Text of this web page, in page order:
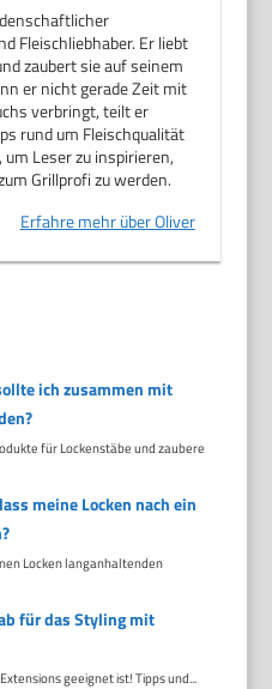
Fleischliebhaber. Er liebt
zaubert sie auf seinem
er nicht gerade Zeit mit
verbringt, teilt er
rund um Fleischqualität
Leser zu inspirieren,
Grillprofi zu werden.
Erfahre mehr über Oliver
ich zusammen mit
für Lockenstäbe und zaubere
meine Locken nach ein
Locken langanhaltenden
für das Styling mit
geeignet ist! Tipps und...